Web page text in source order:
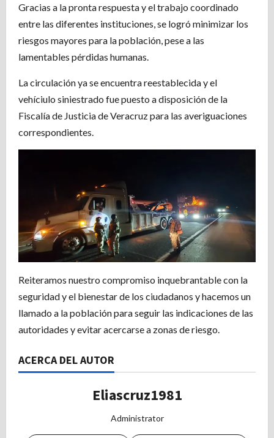
Gracias a la pronta respuesta y el trabajo coordinado
entre las diferentes instituciones, se logró minimizar los
riesgos mayores para la población, pese a las
lamentables pérdidas humanas.
La circulación ya se encuentra reestablecida y el
vehíciulo siniestrado fue puesto a disposición de la
Fiscalía de Justicia de Veracruz para las averiguaciones
correspondientes.
Reiteramos nuestro compromiso inquebrantable con la
seguridad y el bienestar de los ciudadanos y hacemos un
llamado a la población para seguir las indicaciones de las
autoridades y evitar acercarse a zonas de riesgo.
ACERCA DEL AUTOR
Eliascruz1981
Administrator